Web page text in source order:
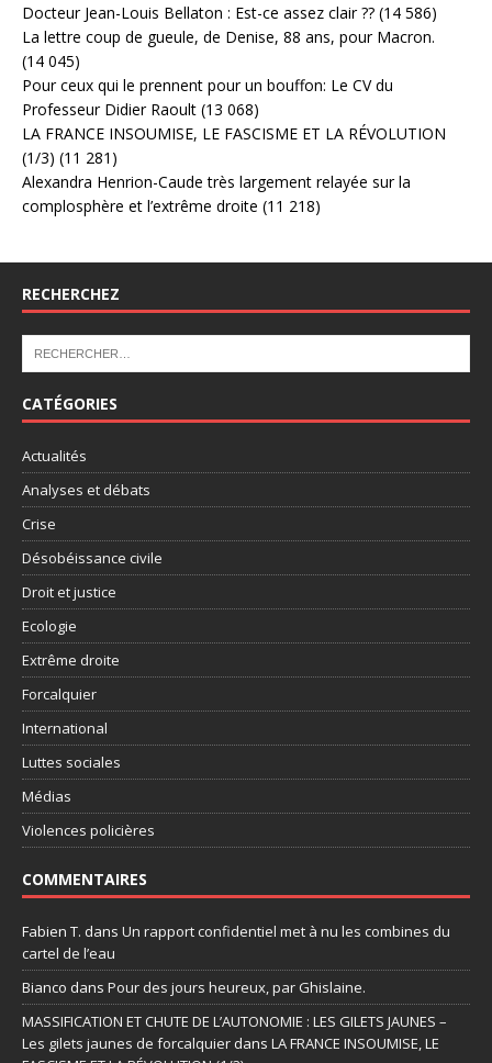
Docteur Jean-Louis Bellaton : Est-ce assez clair ?? (14 586)
La lettre coup de gueule, de Denise, 88 ans, pour Macron.
(14 045)
Pour ceux qui le prennent pour un bouffon: Le CV du
Professeur Didier Raoult (13 068)
LA FRANCE INSOUMISE, LE FASCISME ET LA RÉVOLUTION
(1/3) (11 281)
Alexandra Henrion-Caude très largement relayée sur la
complosphère et l’extrême droite (11 218)
RECHERCHEZ
CATÉGORIES
Actualités
Analyses et débats
Crise
Désobéissance civile
Droit et justice
Ecologie
Extrême droite
Forcalquier
International
Luttes sociales
Médias
Violences policières
COMMENTAIRES
Fabien T. dans Un rapport confidentiel met à nu les combines du
cartel de l’eau
Bianco dans Pour des jours heureux, par Ghislaine.
MASSIFICATION ET CHUTE DE L’AUTONOMIE : LES GILETS JAUNES –
Les gilets jaunes de forcalquier dans LA FRANCE INSOUMISE, LE